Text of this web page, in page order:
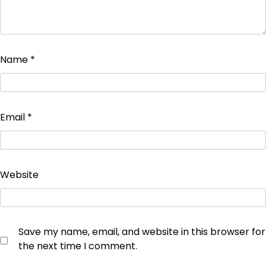
Name *
Email *
Website
Save my name, email, and website in this browser for
the next time I comment.